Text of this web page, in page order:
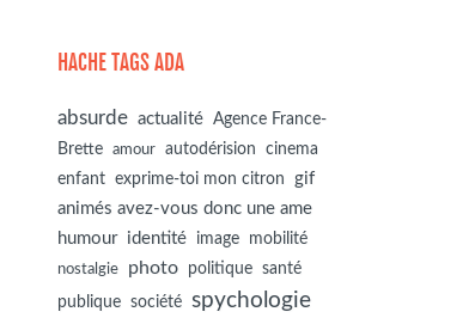
HACHE TAGS ADA
absurde actualité Agence France-
Brette
amour autodérision
cinema
enfant exprime-toi mon citron
gif
animés avez-vous donc une ame
humour identité image mobilité
nostalgie photo politique santé
publique société spychologie